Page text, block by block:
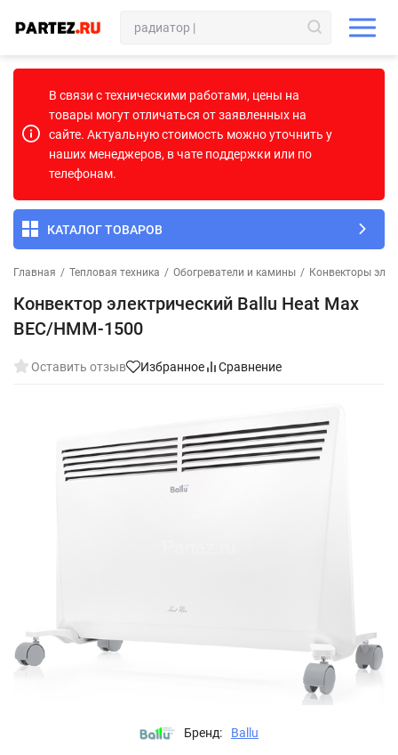
В связи с техническими работами, цены на
товары могут отличаться от заявленных на
сайте. Актуальную стоимость можно уточнить у
наших менеджеров, в чате поддержки или по
телефонам.
КАТАЛОГ ТОВАРОВ
Главная / Тепловая техника / Обогреватели и камины / Конвекторы
Конвектор электрический Ballu Heat Max
BEC/HMM-1500
Оставить отзыв Избранное Сравнение
Бренд: Ballu